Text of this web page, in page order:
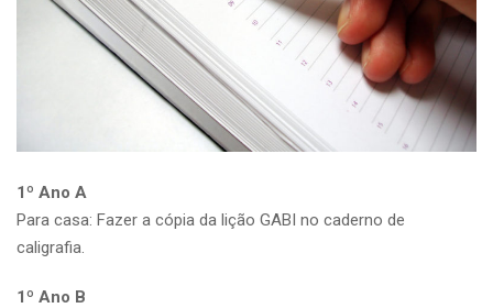
1º Ano A
Para casa: Fazer a cópia da lição GABI no caderno de
caligrafia.
1º Ano B